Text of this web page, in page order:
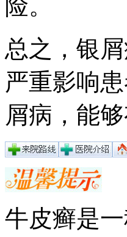
险。
总之，银
严重影响
屑病，能
牛皮癣是